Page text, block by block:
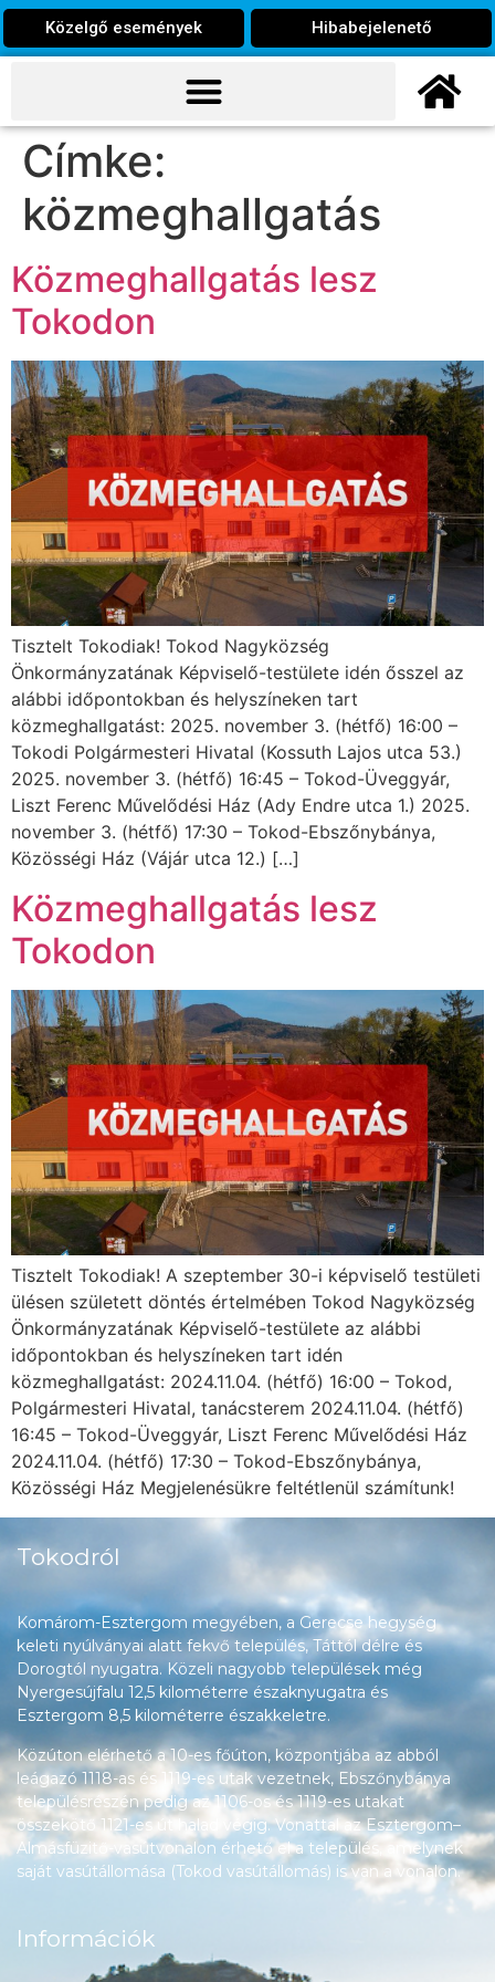
Közelgő események Hibabejelenető
Címke:
közmeghallgatás
Közmeghallgatás lesz
Tokodon
Tisztelt Tokodiak! Tokod Nagyközség
Önkormányzatának Képviselő-testülete idén ősszel az
alábbi időpontokban és helyszíneken tart
közmeghallgatást: 2025. november 3. (hétfő) 16:00 –
Tokodi Polgármesteri Hivatal (Kossuth Lajos utca 53.)
2025. november 3. (hétfő) 16:45 – Tokod-Üveggyár,
Liszt Ferenc Művelődési Ház (Ady Endre utca 1.) 2025.
november 3. (hétfő) 17:30 – Tokod-Ebszőnybánya,
Közösségi Ház (Vájár utca 12.) […]
Közmeghallgatás lesz
Tokodon
Tisztelt Tokodiak! A szeptember 30-i képviselő testületi
ülésen született döntés értelmében Tokod Nagyközség
Önkormányzatának Képviselő-testülete az alábbi
időpontokban és helyszíneken tart idén
közmeghallgatást: 2024.11.04. (hétfő) 16:00 – Tokod,
Polgármesteri Hivatal, tanácsterem 2024.11.04. (hétfő)
16:45 – Tokod-Üveggyár, Liszt Ferenc Művelődési Ház
2024.11.04. (hétfő) 17:30 – Tokod-Ebszőnybánya,
Közösségi Ház Megjelenésükre feltétlenül számítunk!
Tokodról
Komárom-Esztergom megyében, a Gerecse hegység
keleti nyúlványai alatt fekvő település, Táttól délre és
Dorogtól nyugatra. Közeli nagyobb települések még
Nyergesújfalu 12,5 kilométerre északnyugatra és
Esztergom 8,5 kilométerre északkeletre.
Közúton elérhető a 10-es főúton, központjába az abból
leágazó 1118-as és 1119-es utak vezetnek, Ebszőnybánya
településrészén pedig az 1106-os és 1119-es utakat
összekötő 1121-es út halad végig. Vonattal az Esztergom–
Almásfüzitő-vasútvonalon érhető el a település, amelynek
saját vasútállomása (Tokod vasútállomás) is van a vonalon.
Információk